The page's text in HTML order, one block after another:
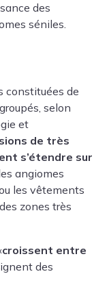
des
séniles.
constituées de
selon
et
de très
s’étendre sur
angiomes
les vêtements
zones très
croissent entre
des